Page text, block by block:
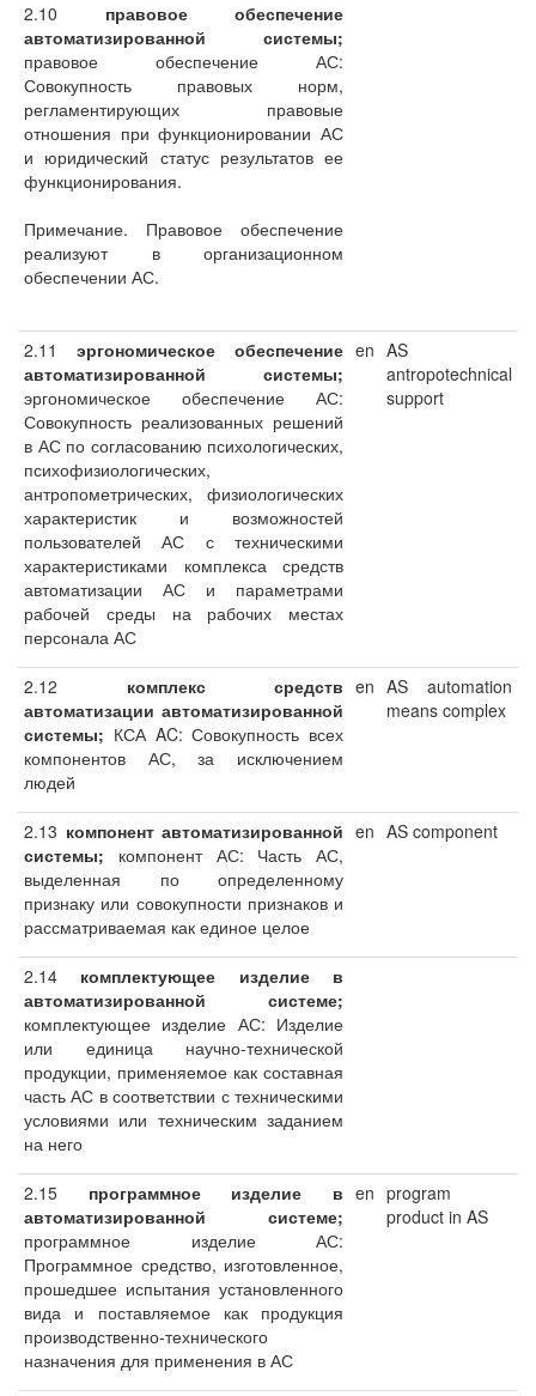
2.10 правовое обеспечение
автоматизированной системы;
правовое обеспечение АС:
Совокупность правовых норм,
регламентирующих правовые
отношения при функционировании АС
и юридический статус результатов ее
функционирования.
Примечание. Правовое обеспечение
реализуют в организационном
обеспечении АС.
2.11 эргономическое обеспечение
автоматизированной системы;
эргономическое обеспечение АС:
Совокупность реализованных решений
в АС по согласованию психологических,
психофизиологических,
антропометрических, физиологических
характеристик и возможностей
пользователей АС с техническими
характеристиками комплекса средств
автоматизации АС и параметрами
рабочей среды на рабочих местах
персонала АС
en AS
antropotechnical
support
2.12 комплекс средств
автоматизации автоматизированной
системы; КСА AC: Совокупность всех
компонентов АС, за исключением
людей
en AS automation
means complex
2.13 компонент автоматизированной
системы; компонент АС: Часть АС,
выделенная по определенному
признаку или совокупности признаков и
рассматриваемая как единое целое
en AS component
2.14 комплектующее изделие в
автоматизированной системе;
комплектующее изделие АС: Изделие
или единица научно-технической
продукции, применяемое как составная
часть АС в соответствии с техническими
условиями или техническим заданием
на него
2.15 программное изделие в
автоматизированной системе;
программное изделие АС:
Программное средство, изготовленное,
прошедшее испытания установленного
вида и поставляемое как продукция
производственно-технического
назначения для применения в АС
en program
product in AS